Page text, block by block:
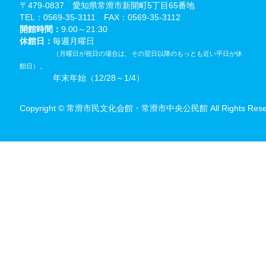
〒479-0837 愛知県常滑市新開町5丁目65番地
TEL：0569-35-3111 FAX：0569-35-3112
開館時間： 9:00～21:30
休館日： 毎週月曜日
（月曜日が祝日の場合は、その翌日以降のもっとも近い平日が休
館日）
、
年末年始（12/28～1/4）
Copyright © 常滑市民文化会館・常滑市中央公民館 All Rights